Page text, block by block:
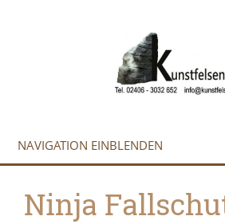
NAVIGATION EINBLENDEN
Ninja